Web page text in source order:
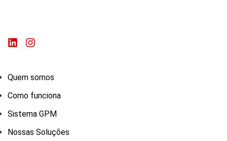
Quem somos
Como funciona
Sistema GPM
Nossas Soluções